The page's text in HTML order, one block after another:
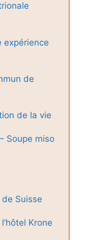
expérience
de
de la vie
Soupe miso
Suisse
Krone